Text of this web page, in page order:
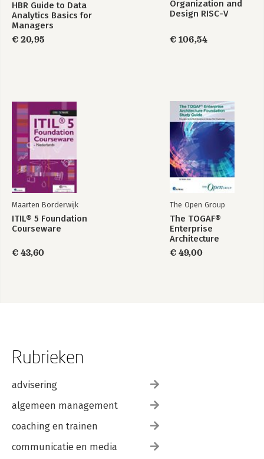
4.6 Magazijnontvangst boeken
4.7 Inkoopfactuur registreren
4.8 Betaling aan de leverancier registreren
4.9 Werken met inkoopoffertes en -aanvragen
5.1 Boeken
5.2 Navigeren op de geboekte verkoopverzending
5.3 Navigeren op de geboekte verkoopfactuur
5.4 Opgaven financieel
Hoofdstuk 6 Personeelsadministratie (HRM)
6.1 Werknemersinformatie vastleggen
6.2 Afwezigheid registreren
HBR Guide to Data
Analytics Basics for
Managers
€ 20,95
Organization and
Design RISC-V
€ 106,54
Maarten Borderwijk
ITIL® 5 Foundation
Courseware
€ 43,60
The Open Group
The TOGAF®
Enterprise
Architecture
Foundation Study
Guide
€ 49,00
Rubrieken
advisering
algemeen management
coaching en trainen
communicatie en media